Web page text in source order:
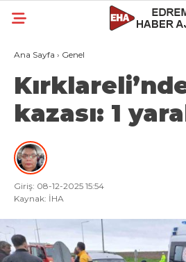
Ana Sayfa › Genel
kazası: 1
Giriş: 08-12-2025 15:54
Kaynak: İHA